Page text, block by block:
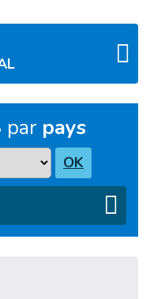
par pays
OK